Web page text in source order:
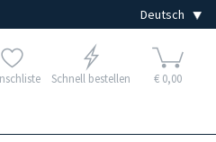
Schnell bestellen € 0,00